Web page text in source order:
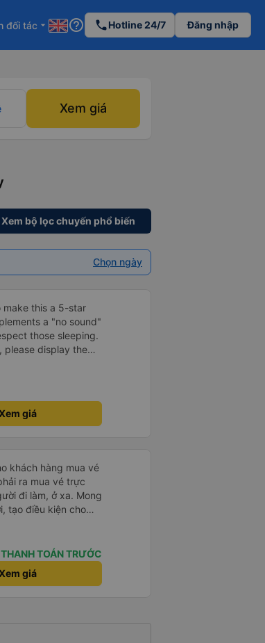
đối tác arrow_drop_down help_outline phoneHotline 24/7 Đăng nhập
Xem giá
Xem bộ lọc chuyến phổ biến
Chọn ngày
make this a 5-star
a "no sound"
those sleeping.
please display the
convenience. I
ràng về việc giữ im
để tránh làm
lai!
Xem giá
khách hàng mua vé
đi làm, ở xa. Mong
tạo điều kiện cho
khi mua vé). Kính
TOÁN TRƯỚC
Xem giá